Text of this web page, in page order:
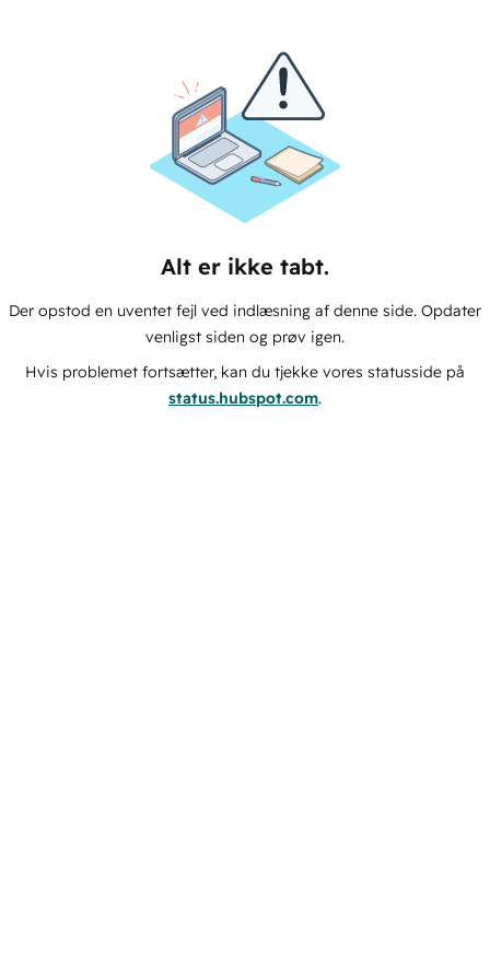
Alt er ikke tabt.
Der opstod en uventet fejl ved indlæsning af denne side. Opdater
venligst siden og prøv igen.
Hvis problemet fortsætter, kan du tjekke vores statusside på
status.hubspot.com.